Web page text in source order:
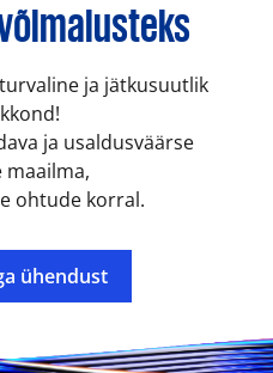
ja jätkusuutlik
ja usaldusväärse
maailma,
ohtude korral.
ühendust